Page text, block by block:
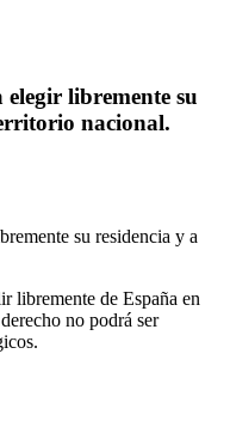
elegir libremente su
nacional.
su residencia y a
libremente de España en
no podrá ser